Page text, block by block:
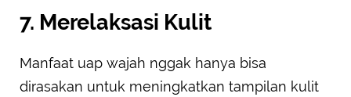
7. Merelaksasi Kulit
Manfaat uap wajah nggak hanya bisa
dirasakan untuk meningkatkan tampilan kulit